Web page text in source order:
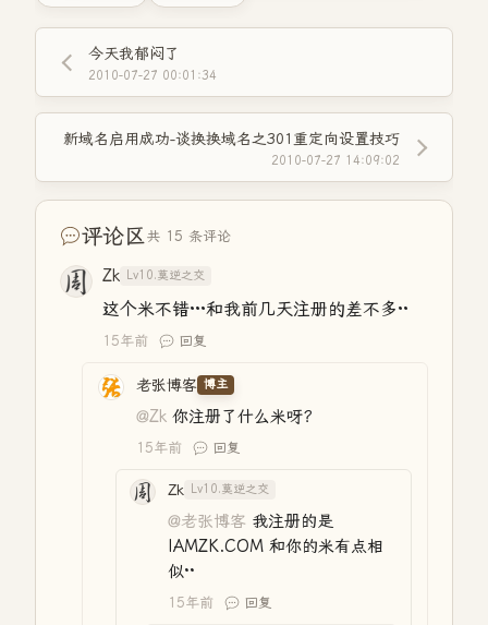
今天我郁闷了
2010-07-27 00:01:34
新域名启用成功-谈换换域名之301重定向设置技巧
2010-07-27 14:09:02
评论区共 15 条评论
Zk Lv10.莫逆之交
这个米不错···和我前几天注册的差不多··
15年前 回复
老张博客 博主
@Zk 你注册了什么米呀？
15年前 回复
Zk Lv10.莫逆之交
@老张博客 我注册的是
IAMZK.COM 和你的米有点相
似··
15年前 回复